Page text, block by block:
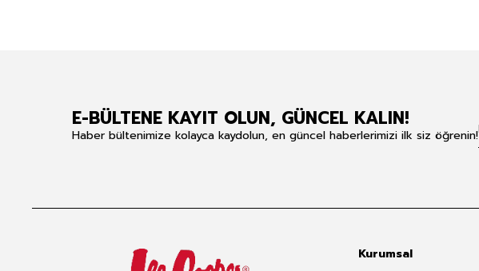
E-BÜLTENE KAYIT OLUN, GÜNCEL KALIN!
Haber bültenimize kolayca kaydolun, en güncel haberlerimizi ilk siz öğrenin!
Kurumsal